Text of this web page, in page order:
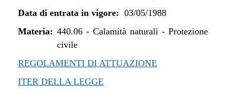
Data di entrata in vigore: 03/05/1988
Materia: 440.06- Calamità naturali - Protezione
civile
REGOLAMENTI DI ATTUAZIONE
ITER DELLA LEGGE